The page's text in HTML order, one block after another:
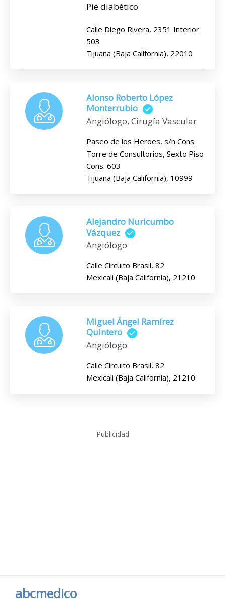
Pie diabético
Calle Diego Rivera, 2351 Interior
503
Tijuana (Baja California), 22010
Alonso Roberto López
Monterrubio
Angiólogo, Cirugía Vascular
Paseo de los Heroes, s/n Cons.
Torre de Consultorios, Sexto Piso
Cons. 603
Tijuana (Baja California), 10999
Alejandro Nuricumbo
Vázquez
Angiólogo
Calle Circuito Brasil, 82
Mexicali (Baja California), 21210
Miguel Ángel Ramírez
Quintero
Angiólogo
Calle Circuito Brasil, 82
Mexicali (Baja California), 21210
Publicidad
abcmedico